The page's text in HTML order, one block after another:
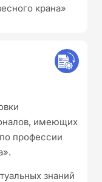
крана»
имеющих
профессии
знаний